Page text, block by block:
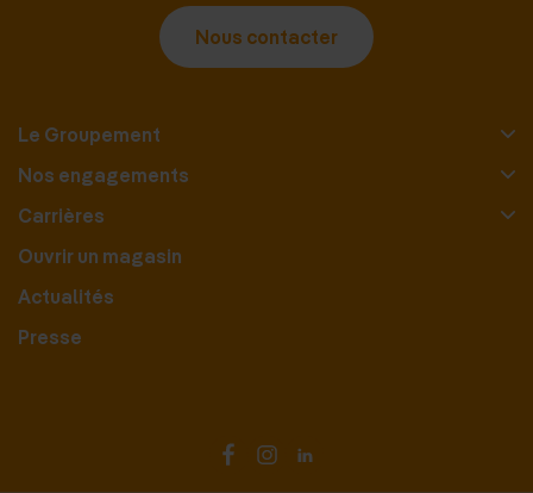
Nous contacter
Le Groupement
Nos engagements
Carrières
Ouvrir un magasin
Actualités
Presse